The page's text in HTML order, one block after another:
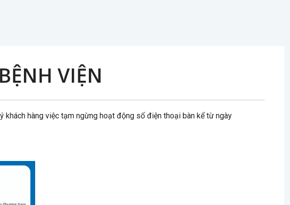
VIỆN
khách hàng việc tạm ngừng hoạt động số điện thoại bàn kể từ ngày